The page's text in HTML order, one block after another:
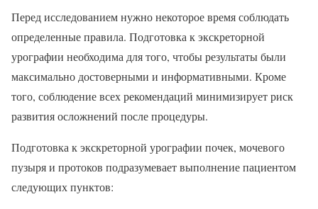
Перед исследованием нужно некоторое время соблюдать
определенные правила. Подготовка к экскреторной
урографии необходима для того, чтобы результаты были
максимально достоверными и информативными. Кроме
того, соблюдение всех рекомендаций минимизирует риск
развития осложнений после процедуры.
Подготовка к экскреторной урографии почек, мочевого
пузыря и протоков подразумевает выполнение пациентом
следующих пунктов: